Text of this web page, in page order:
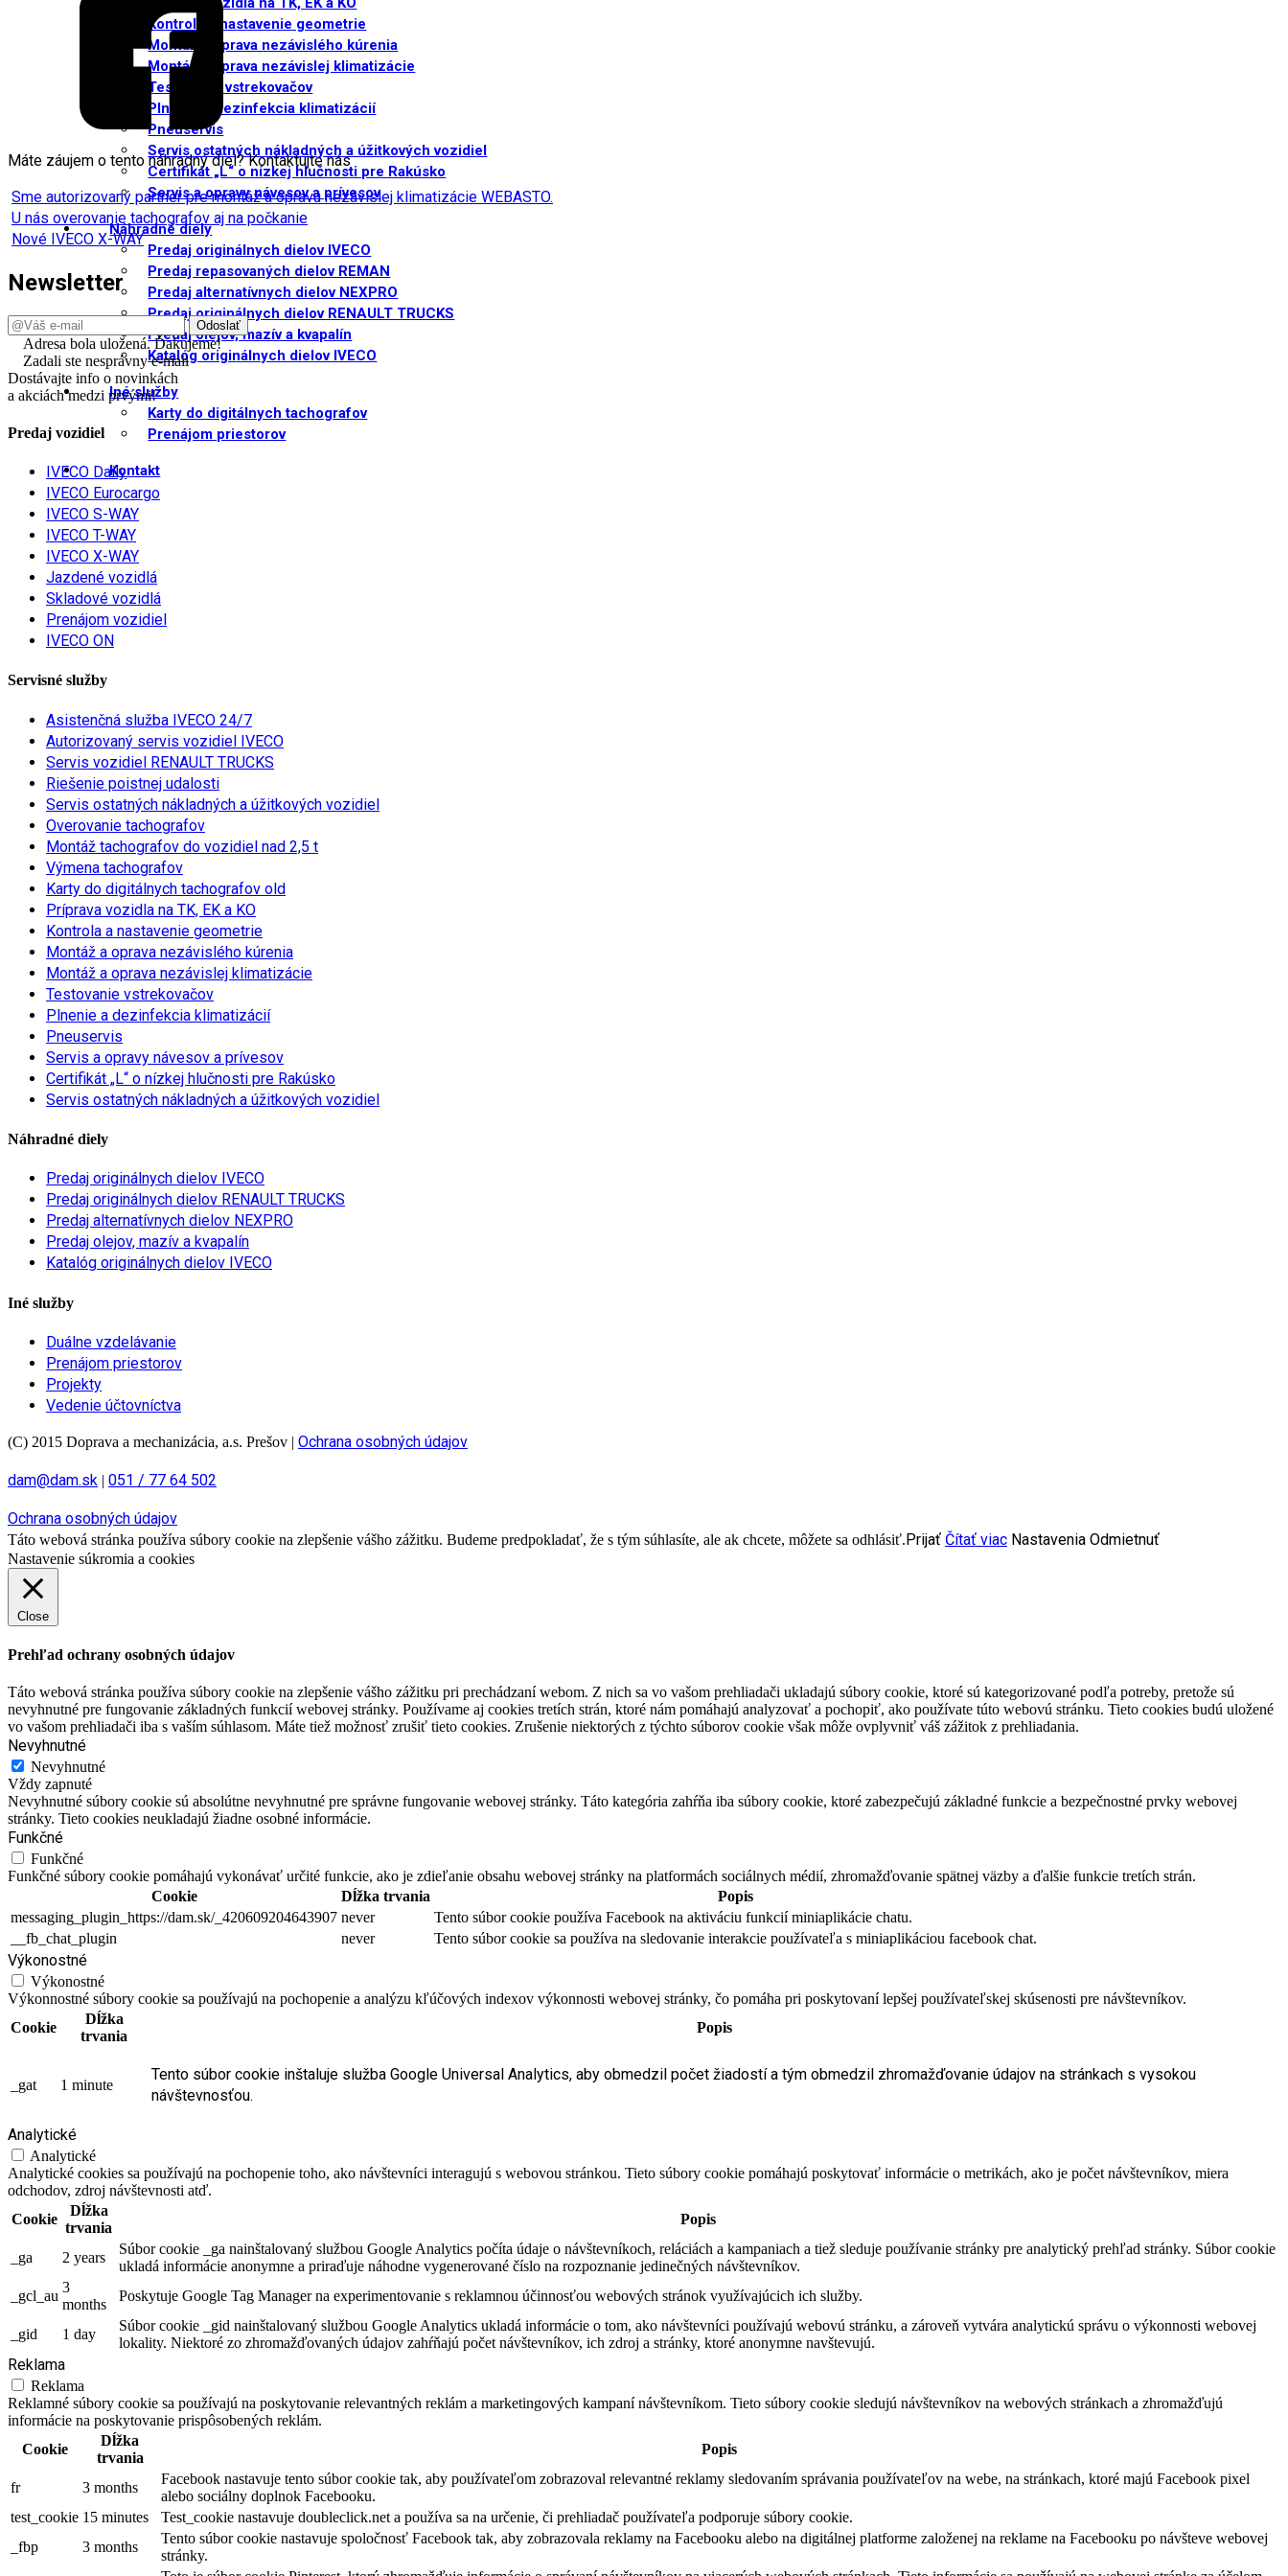
Kontrola a nastavenie geometrie
Montáž a oprava nezávislého kúrenia
Montáž a oprava nezávislej klimatizácie
Testovanie vstrekovačov
Plnenie a dezinfekcia klimatizácií
Pneuservis
Servis ostatných nákladných a úžitkových vozidiel
Certifikát „L“ o nízkej hlučnosti pre Rakúsko
Servis a opravy návesov a prívesov
Náhradné diely
Predaj originálnych dielov IVECO
Predaj repasovaných dielov REMAN
Predaj alternatívnych dielov NEXPRO
Predaj originálnych dielov RENAULT TRUCKS
Predaj olejov, mazív a kvapalín
Katalóg originálnych dielov IVECO
Iné služby
Karty do digitálnych tachografov
Prenájom priestorov
Kontakt
Máte záujem o tento náhradný diel? Kontaktujte nás
Sme autorizovaný partner pre montáž a opravu nezávislej klimatizácie WEBASTO.
U nás overovanie tachografov aj na počkanie
Nové IVECO X-WAY
Newsletter
Adresa bola uložená. Ďakujeme!
Zadali ste nesprávny e-mail
Dostávajte info o novinkách
a akciách medzi prvými!
Predaj vozidiel
IVECO Daily
IVECO Eurocargo
IVECO S-WAY
IVECO T-WAY
IVECO X-WAY
Jazdené vozidlá
Skladové vozidlá
Prenájom vozidiel
IVECO ON
Servisné služby
Asistenčná služba IVECO 24/7
Autorizovaný servis vozidiel IVECO
Servis vozidiel RENAULT TRUCKS
Riešenie poistnej udalosti
Servis ostatných nákladných a úžitkových vozidiel
Overovanie tachografov
Montáž tachografov do vozidiel nad 2,5 t
Výmena tachografov
Karty do digitálnych tachografov old
Príprava vozidla na TK, EK a KO
Kontrola a nastavenie geometrie
Montáž a oprava nezávislého kúrenia
Montáž a oprava nezávislej klimatizácie
Testovanie vstrekovačov
Plnenie a dezinfekcia klimatizácií
Pneuservis
Servis a opravy návesov a prívesov
Certifikát „L“ o nízkej hlučnosti pre Rakúsko
Servis ostatných nákladných a úžitkových vozidiel
Náhradné diely
Predaj originálnych dielov IVECO
Predaj originálnych dielov RENAULT TRUCKS
Predaj alternatívnych dielov NEXPRO
Predaj olejov, mazív a kvapalín
Katalóg originálnych dielov IVECO
Iné služby
Duálne vzdelávanie
Prenájom priestorov
Projekty
Vedenie účtovníctva
(C) 2015 Doprava a mechanizácia, a.s. Prešov | Ochrana osobných údajov
dam@dam.sk | 051 / 77 64 502
Ochrana osobných údajov
Táto webová stránka používa súbory cookie na zlepšenie vášho zážitku. Budeme predpokladať, že s tým súhlasíte, ale ak chcete, môžete sa odhlásiť.Prijať Čítať viac Nastavenia Odmietnuť
Nastavenie súkromia a cookies
Close
Prehľad ochrany osobných údajov
Táto webová stránka používa súbory cookie na zlepšenie vášho zážitku pri prechádzaní webom. Z nich sa vo vašom prehliadači ukladajú súbory cookie, ktoré sú kategorizované podľa potreby, pretože sú
nevyhnutné pre fungovanie základných funkcií webovej stránky. Používame aj cookies tretích strán, ktoré nám pomáhajú analyzovať a pochopiť, ako používate túto webovú stránku. Tieto cookies budú uložené
vo vašom prehliadači iba s vaším súhlasom. Máte tiež možnosť zrušiť tieto cookies. Zrušenie niektorých z týchto súborov cookie však môže ovplyvniť váš zážitok z prehliadania.
Nevyhnutné
Nevyhnutné
Vždy zapnuté
Nevyhnutné súbory cookie sú absolútne nevyhnutné pre správne fungovanie webovej stránky. Táto kategória zahŕňa iba súbory cookie, ktoré zabezpečujú základné funkcie a bezpečnostné prvky webovej
stránky. Tieto cookies neukladajú žiadne osobné informácie.
Funkčné
Funkčné
Funkčné súbory cookie pomáhajú vykonávať určité funkcie, ako je zdieľanie obsahu webovej stránky na platformách sociálnych médií, zhromažďovanie spätnej väzby a ďalšie funkcie tretích strán.
Cookie
Dĺžka trvania
Popis
messaging_plugin_https://dam.sk/_420609204643907 never
Tento súbor cookie používa Facebook na aktiváciu funkcií miniaplikácie chatu.
__fb_chat_plugin
never Tento súbor cookie sa používa na sledovanie interakcie používateľa s miniaplikáciou facebook chat.
Výkonostné
Výkonostné
Výkonnostné súbory cookie sa používajú na pochopenie a analýzu kľúčových indexov výkonnosti webovej stránky, čo pomáha pri poskytovaní lepšej používateľskej skúsenosti pre návštevníkov.
Cookie
Dĺžka
trvania
Popis
_gat 1 minute
Tento súbor cookie inštaluje služba Google Universal Analytics, aby obmedzil počet žiadostí a tým obmedzil zhromažďovanie údajov na stránkach s vysokou
návštevnosťou.
Analytické
Analytické
Analytické cookies sa používajú na pochopenie toho, ako návštevníci interagujú s webovou stránkou. Tieto súbory cookie pomáhajú poskytovať informácie o metrikách, ako je počet návštevníkov, miera
odchodov, zdroj návštevnosti atď.
Cookie
Dĺžka
trvania
Popis
_ga 2 years
Súbor cookie _ga nainštalovaný službou Google Analytics počíta údaje o návštevníkoch, reláciách a kampaniach a tiež sleduje používanie stránky pre analytický prehľad stránky. Súbor cookie
ukladá informácie anonymne a priraďuje náhodne vygenerované číslo na rozpoznanie jedinečných návštevníkov.
_gcl_au
3
months
Poskytuje Google Tag Manager na experimentovanie s reklamnou účinnosťou webových stránok využívajúcich ich služby.
_gid 1 day
Súbor cookie _gid nainštalovaný službou Google Analytics ukladá informácie o tom, ako návštevníci používajú webovú stránku, a zároveň vytvára analytickú správu o výkonnosti webovej
lokality. Niektoré zo zhromažďovaných údajov zahŕňajú počet návštevníkov, ich zdroj a stránky, ktoré anonymne navštevujú.
Reklama
Reklama
Reklamné súbory cookie sa používajú na poskytovanie relevantných reklám a marketingových kampaní návštevníkom. Tieto súbory cookie sledujú návštevníkov na webových stránkach a zhromažďujú
informácie na poskytovanie prispôsobených reklám.
Cookie
Dĺžka
trvania
Popis
fr 3 months
Facebook nastavuje tento súbor cookie tak, aby používateľom zobrazoval relevantné reklamy sledovaním správania používateľov na webe, na stránkach, ktoré majú Facebook pixel
alebo sociálny doplnok Facebooku.
test_cookie 15 minutes
Test_cookie nastavuje doubleclick.net a používa sa na určenie, či prehliadač používateľa podporuje súbory cookie.
_fbp
3 months
Tento súbor cookie nastavuje spoločnosť Facebook tak, aby zobrazovala reklamy na Facebooku alebo na digitálnej platforme založenej na reklame na Facebooku po návšteve webovej
stránky.